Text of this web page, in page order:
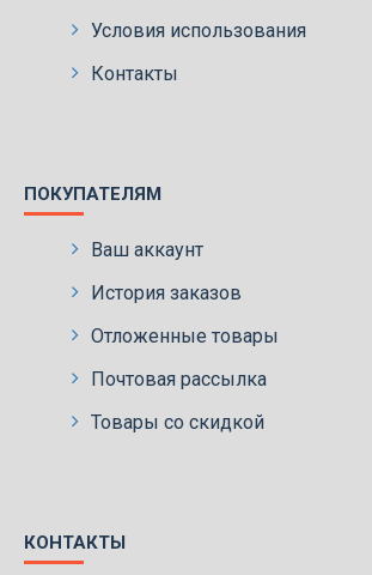
Условия использования
Контакты
ПОКУПАТЕЛЯМ
Ваш аккаунт
История заказов
Отложенные товары
Почтовая рассылка
Товары со скидкой
КОНТАКТЫ